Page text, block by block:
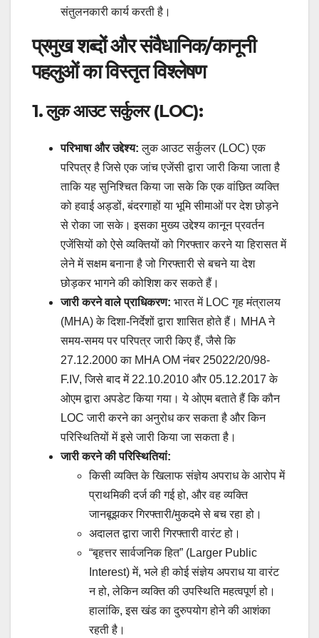
संतुलनकारी कार्य करती है।
प्रमुख शब्दों और संवैधानिक/कानूनी
पहलुओं का विस्तृत विश्लेषण
1. लुक आउट सर्कुलर (LOC):
परिभाषा और उद्देश्य: लुक आउट सर्कुलर (LOC) एक
परिपत्र है जिसे एक जांच एजेंसी द्वारा जारी किया जाता है
ताकि यह सुनिश्चित किया जा सके कि एक वांछित व्यक्ति
को हवाई अड्डों, बंदरगाहों या भूमि सीमाओं पर देश छोड़ने
से रोका जा सके। इसका मुख्य उद्देश्य कानून प्रवर्तन
एजेंसियों को ऐसे व्यक्तियों को गिरफ्तार करने या हिरासत में
लेने में सक्षम बनाना है जो गिरफ्तारी से बचने या देश
छोड़कर भागने की कोशिश कर सकते हैं।
जारी करने वाले प्राधिकरण: भारत में LOC गृह मंत्रालय
(MHA) के दिशा-निर्देशों द्वारा शासित होते हैं। MHA ने
समय-समय पर परिपत्र जारी किए हैं, जैसे कि
27.12.2000 का MHA OM नंबर 25022/20/98-
F.IV, जिसे बाद में 22.10.2010 और 05.12.2017 के
ओएम द्वारा अपडेट किया गया। ये ओएम बताते हैं कि कौन
LOC जारी करने का अनुरोध कर सकता है और किन
परिस्थितियों में इसे जारी किया जा सकता है।
जारी करने की परिस्थितियां:
किसी व्यक्ति के खिलाफ संज्ञेय अपराध के आरोप में
प्राथमिकी दर्ज की गई हो, और वह व्यक्ति
जानबूझकर गिरफ्तारी/मुकदमे से बच रहा हो।
अदालत द्वारा जारी गिरफ्तारी वारंट हो।
“बृहत्तर सार्वजनिक हित” (Larger Public
Interest) में, भले ही कोई संज्ञेय अपराध या वारंट
न हो, लेकिन व्यक्ति की उपस्थिति महत्वपूर्ण हो।
हालांकि, इस खंड का दुरुपयोग होने की आशंका
रहती है।